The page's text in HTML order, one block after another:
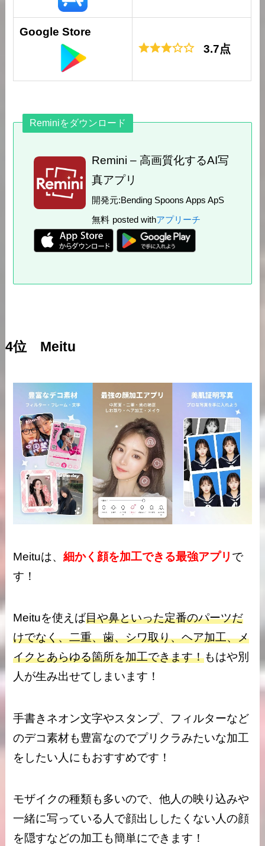
Google Store
3.7点
Reminiをダウンロード
Remini – 高画質化するAI写
真アプリ
開発元:Bending Spoons Apps ApS
無料 posted withアプリーチ
4位 Meitu
Meituは、細かく顔を加工できる最強アプリ で
す！
Meituを使えば目や鼻といった定番のパーツだ
けでなく、二重、歯、シワ取り、ヘア加工、メ
イクとあらゆる箇所を加工できます！もはや別
人が生み出せてしまいます！
手書きネオン文字やスタンプ、フィルターなど
のデコ素材も豊富なのでプリクラみたいな加工
をしたい人にもおすすめです！
モザイクの種類も多いので、他人の映り込みや
一緒に写っている人で顔出ししたくない人の顔
を隠すなどの加工も簡単にできます！